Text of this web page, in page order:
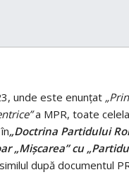
unde este enunţat
a MPR, toate
„Doctrina Partidului
„Mişcarea” cu
după documentul